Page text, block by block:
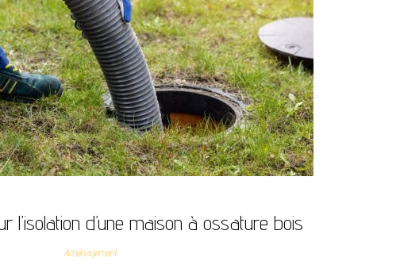
l’isolation d’une maison à ossature bois
Aménagement